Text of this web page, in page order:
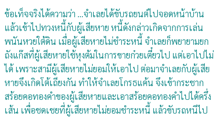
ข้อเท็จจริงได้ความว่า ...จำเลยได้ขับรถยนต์ไปจอดหน้าบ้าน
แล้วเข้าไปทวงหนี้กับผู้เสียหาย หนี้ดังกล่าวเกิดจากการเล่น
พนันหวยใต้ดิน เมื่อผู้เสียหายไม่ชำระหนี้ จำเลยก็พยายามยก
ถังแก๊สที่ผู้เสียหายใช้หุงต้มในการขายก๋วยเตี๋ยวไป แต่เอาไปไม่
ได้ เพราะสามีผู้เสียหายไม่ยอมให้เอาไป ต่อมาจำเลยกับผู้เสีย
หายจึงเกิดโต้เถียงกัน ทำให้จำเลยโกรธแค้น จึงเข้ากระชาก
สร้อยคอทองคำของผู้เสียหายและเอาสร้อยคอทองคำไปได้ครึ่ง
เส้น เพื่อชดเชยที่ผู้เสียหายไม่ยอมชำระหนี้ แล้วขับรถหนีไป